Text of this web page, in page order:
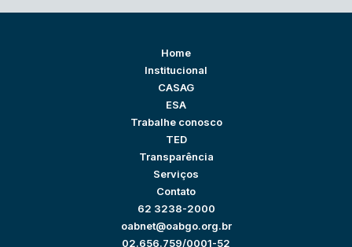
Home
Institucional
CASAG
ESA
Trabalhe conosco
TED
Transparência
Serviços
Contato
62 3238-2000
oabnet@oabgo.org.br
02.656.759/0001-52